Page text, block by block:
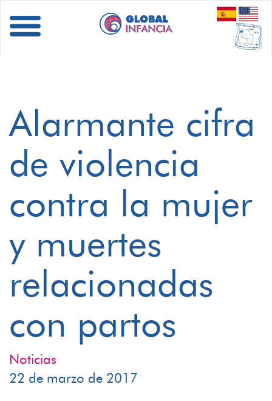
Alarmante cifra
de violencia
contra la mujer
y muertes
relacionadas
con partos
Noticias
22 de marzo de 2017